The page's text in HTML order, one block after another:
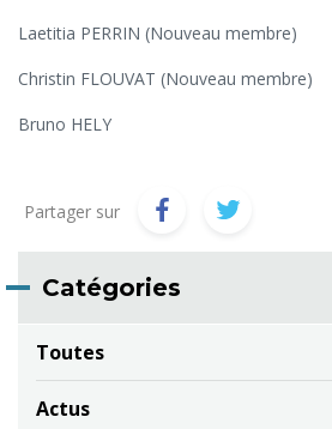
Laetitia PERRIN (Nouveau membre)
Christin FLOUVAT (Nouveau membre)
Bruno HELY
Partager sur
Catégories
Toutes
Actus